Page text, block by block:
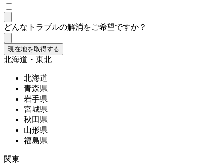
どんなトラブルの解消をご希望ですか？
現在地を取得する
北海道・東北
北海道
青森県
岩手県
宮城県
秋田県
山形県
福島県
関東